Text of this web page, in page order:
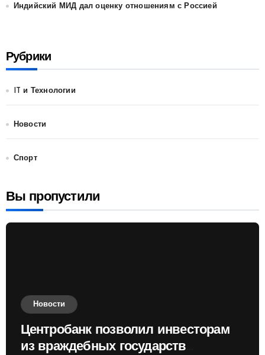
Индийский МИД дал оценку отношениям с Россией
Рубрики
IT и Технологии
Новости
Спорт
Вы пропустили
Новости
Центробанк позволил инвесторам
из враждебных государств